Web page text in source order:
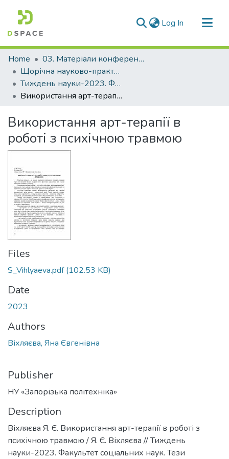
Log In (current)
Communities & Collections
All of DSpace
Statistics
Home
03. Матеріали конференцій та семінарів
Щорічна науково-практична конференція «Тиждень науки»
Тиждень науки-2023. Факультет соціальних наук
Використання арт-терапії в роботі з психічною травмою
Використання арт-терапії в
роботі з психічною травмою
Files
S_Vihlyaeva.pdf(102.53 KB)
Date
2023
Authors
Віхляєва, Яна Євгенівна
Publisher
НУ «Запорізька політехніка»
Description
Віхляєва Я. Є. Використання арт-терапії в роботі з
психічною травмою / Я. Є. Віхляєва // Тиждень
науки-2023. Факультет соціальних наук. Тези